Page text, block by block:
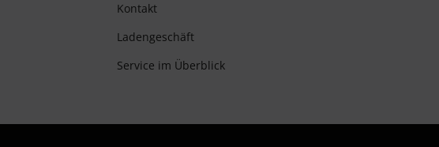
Kontakt
Ladengeschäft
Service im Überblick